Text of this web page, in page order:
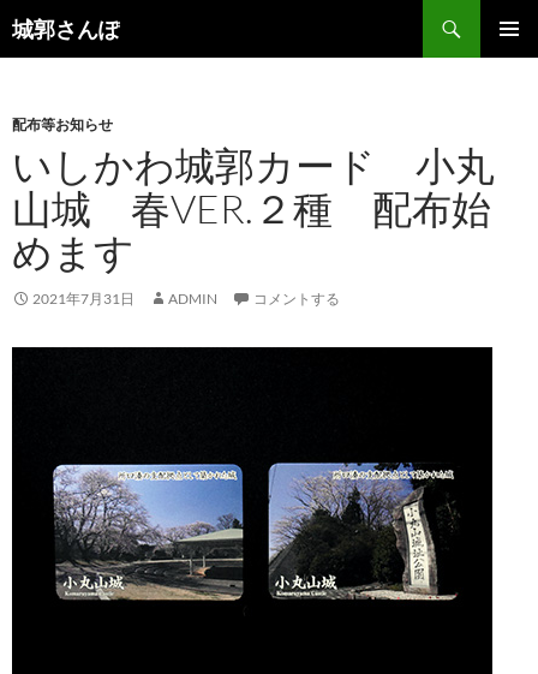
コ
ン
ツ
へ
ッ
プ
城郭さんぽ
検
索
配布等お知らせ
いしかわ城郭カード 小丸
山城 春VER.２種 配布始
めます
2021年7月31日 ADMIN コメントする